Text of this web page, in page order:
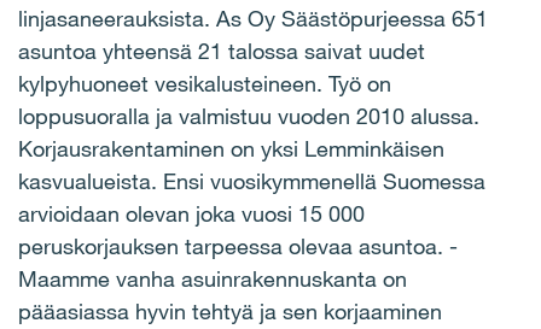
linjasaneerauksista. As Oy Säästöpurjeessa 651
asuntoa yhteensä 21 talossa saivat uudet
kylpyhuoneet vesikalusteineen. Työ on
loppusuoralla ja valmistuu vuoden 2010 alussa.
Korjausrakentaminen on yksi Lemminkäisen
kasvualueista. Ensi vuosikymmenellä Suomessa
arvioidaan olevan joka vuosi 15 000
peruskorjauksen tarpeessa olevaa asuntoa. -
Maamme vanha asuinrakennuskanta on
pääasiassa hyvin tehtyä ja sen korjaaminen